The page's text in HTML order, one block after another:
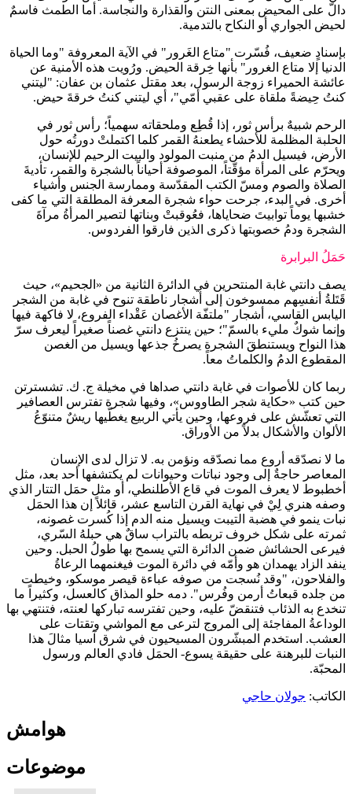
دالّ على المحيض بمعنى النتن والقذارة والنجاسة. أما الطمث فاسمٌ
لحيض الجواري أو النكاح بالتدمية.
بإسنادٍ ضعيف، فُسّرت "متاع الغَرور" في الآية المعروفة "وما الحياة
الدنيا إلا متاع الغرور" بأنها خِرقة الحيض. ورُويت هذه الأمنية عن
عائشة الحميراء زوجة الرسول، بعد مقتل عثمان بن عفان: "ليتني
كنتُ حِيضةً ملقاة على عقبي أمّي"، أي ليتني كنتُ خرقةَ حيض.
الرحم شبيهٌ برأس ثور، إذا قُطِع وملحقاته سهمياً؛ رأس ثور في
الحلبة المظلمة للأحشاء يطعنهُ القمر كلما اكتملتْ دورتُه حول
الأرض، فيسيل الدمُ من منبت المولود والبيت الرحيم للإنسان،
ويحرّم على المرأة مؤقّتاً، الموصوفة أحياناً بالشجرة والقمر، تأديةَ
الصلاة والصوم ومسّ الكتب المقدّسة وممارسة الجنس وأشياء
أخرى. في البدء، جرحت حواء شجرة المعرفة المطلقة التي ما كفى
خشبها يوماً توابيتَ ضحاياها، فعُوقبتْ وبناتها لتصير المرأةُ مرآةَ
الشجرة ودمُ خصوبتها ذكرى الذين فارقوا الفردوس.
حَمَلُ البرابرة
يصف دانتي غابة المنتحرين في الدائرة الثانية من «الجحيم»، حيث
قَتَلةُ أنفسِهم ممسوخون إلى أشجار ناطقة تنوح في غابة من الشجر
اليابس القاسي، أشجار "ملتفّة الأغصان عَقْداء الفروع، لا فاكهة فيها
وإنما شوكٌ مليء بالسمّ"؛ حين ينتزع دانتي غصناً صغيراً ليعرف سرّ
هذا النواح ويستنطقَ الشجرة يصرخُ جذعها ويسيل من الغصن
المقطوع الدمُ والكلماتُ معاً.
ربما كان للأصوات في غابة دانتي صداها في مخيلة ج. ك. تشسترتن
حين كتب «حكاية شجر الطاووس»، وفيها شجرة تفترس العصافير
التي تعشّش على فروعها، وحين يأتي الربيع يغطّيها ريشٌ متنوّعُ
الألوان والأشكال بدلاً من الأوراق.
ما لا نصدّقه أروع مما نصدّقه ونؤمن به. لا تزال لدى الإنسان
المعاصر حاجةٌ إلى وجود نباتات وحيوانات لم يكتشفها أحد بعد، مثل
أخطبوط لا يعرف الموت في قاع الأطلنطي، أو مثل حمَل التتار الذي
وصفه هنري لِيْ في نهاية القرن التاسع عشر، قائلاً إن هذا الحمَل
نبات ينمو في هضبة التيبت ويسيل منه الدم إذا كُسرت غصونه،
ثمرته على شكل خروف تربطه بالتراب ساقٌ هي حبلهُ السّري،
فيرعى الحشائش ضمن الدائرة التي يسمح بها طولُ الحبل. وحين
ينفد الزاد يهمدان هو وأمّه في دائرة الموت فيغنمهما الرعاةُ
والفلاحون، "وقد نُسجت من صوفه عباءة قيصر موسكو، وخيطت
من جلده قبعاتُ أرمن وفُرس". دمه حلو المذاق كالعسل، وكثيراً ما
تنخدع به الذئاب فتنقضّ عليه، وحين تفترسه تباركها لعنته، فتنتهي بها
الوداعةُ المفاجئة إلى المروج لترعى مع المواشي وتقتات على
العشب. استخدم المبشّرون المسيحيون في شرق آسيا مثالَ هذا
النبات للبرهنة على حقيقة يسوع- الحمَل فادي العالم ورسول
المحبّة.
الكاتب: جولان حاجي
هوامش
موضوعات